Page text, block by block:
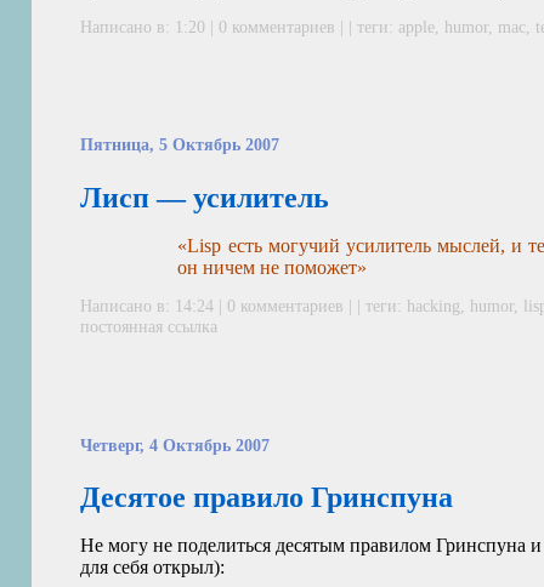
Написано в: 1:20 | 0 комментариев | | теги: apple humor, mac
Пятница, 5 Октябрь 2007
Лисп — усилитель
«Lisp есть могучий усилитель мыслей, и
он ничем не поможет»
Написано в: 14:24 | 0 комментариев | | теги: hacking humor,
постоянная ссылка
Четверг, 4 Октябрь 2007
Десятое правило Гринспуна
Не могу не поделиться десятым правилом Гринспуна
для себя открыл):